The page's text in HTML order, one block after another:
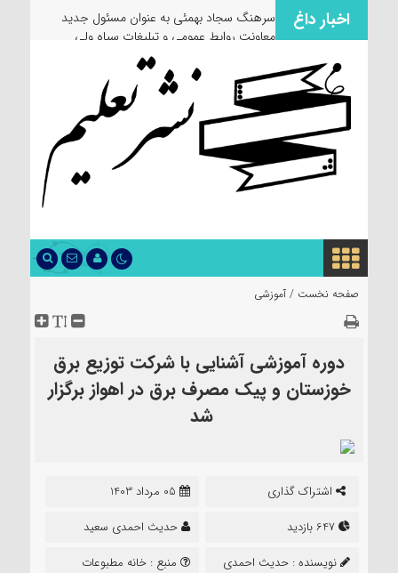
اخبار داغ
سرهنگ سجاد بهمئی به عنوان مسئول جدید
معاونت روابط عمومی و تبلیغات سپاه ولی
عصر(عج) خوزستان معرفی شد
صفحه نخست / آموزشی
دوره آموزشی آشنایی با شرکت توزیع برق
خوزستان و پیک مصرف برق در اهواز برگزار
شد
اشتراک گذاری
05 مرداد 1403
حدیث احمدی سعید
نویسنده : حدیث احمدی
منبع : خانه مطبوعات